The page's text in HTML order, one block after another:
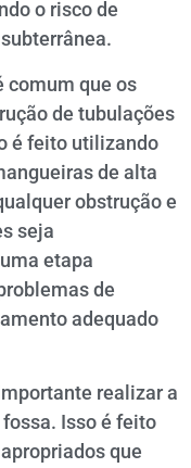
o risco de
comum que os
de tubulações
é feito utilizando
de alta
obstrução e
seja
etapa
de
adequado
realizar a
Isso é feito
que